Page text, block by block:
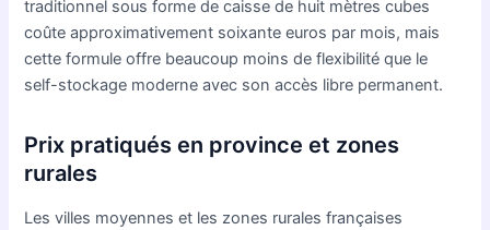
traditionnel sous forme de caisse de huit mètres cubes
coûte approximativement soixante euros par mois, mais
cette formule offre beaucoup moins de flexibilité que le
self-stockage moderne avec son accès libre permanent.
Prix pratiqués en province et zones
rurales
Les villes moyennes et les zones rurales françaises